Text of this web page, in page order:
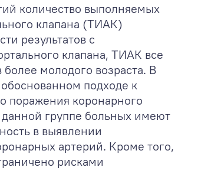
количество выполняемых
клапана (ТИАК)
результатов с
клапана, ТИАК все
молодого возраста. В
подходе к
поражения коронарного
группе больных имеют
в выявлении
артерий. Кроме того,
рисками